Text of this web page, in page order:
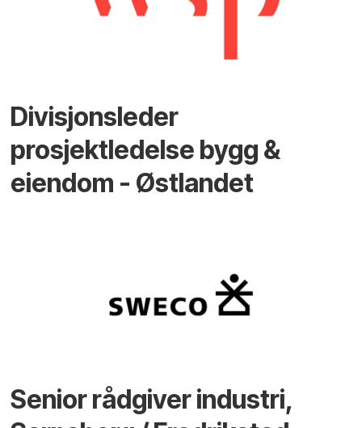
Divisjonsleder
prosjektledelse bygg &
eiendom - Østlandet
Senior rådgiver industri,